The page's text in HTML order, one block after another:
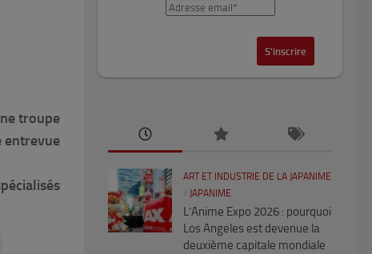
troupe
entrevue
ART ET INDUSTRIE DE LA JAPANIME
/ JAPANIME
L’Anime Expo 2026 : pourquoi
Los Angeles est devenue la
deuxième capitale mondiale